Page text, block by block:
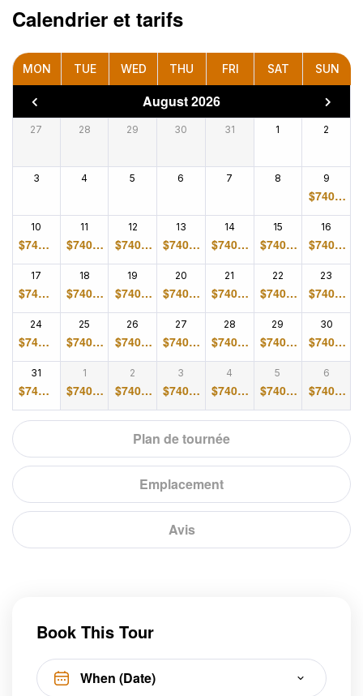
Plan de tournée
Emplacement
Avis
Calendrier et tarifs
MON TUE WED THU FRI SAT SUN
August 2026
27 28 29 30 31 1 2
3 4 5 6 7 8 9
$740.0
0
10
$740.0
0
11
$740.0
0
12
$740.0
0
13
$740.0
0
14
$740.0
0
15
$740.0
0
16
$740.0
0
17
$740.0
0
18
$740.0
0
19
$740.0
0
20
$740.0
0
21
$740.0
0
22
$740.0
0
23
$740.0
0
24
$740.0
0
25
$740.0
0
26
$740.0
0
27
$740.0
0
28
$740.0
0
29
$740.0
0
30
$740.0
0
31
$740.0
0
1
$740.0
0
2
$740.0
0
3
$740.0
0
4
$740.0
0
5
$740.0
0
6
$740.0
0
Book This Tour